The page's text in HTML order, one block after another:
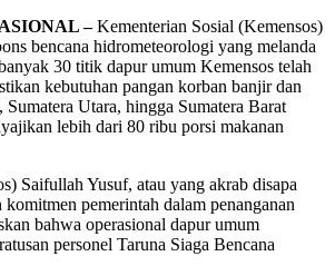
–Kementerian Sosial (Kemensos)
bencana hidrometeorologi yang melanda
30 titik dapur umum Kemensos telah
kebutuhan pangan korban banjir dan
Utara, hingga Sumatera Barat
lebih dari 80 ribu porsi makanan
Saifullah Yusuf, atau yang akrab disapa
pemerintah dalam penanganan
bahwa operasional dapur umum
personel Taruna Siaga Bencana